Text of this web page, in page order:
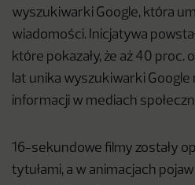
wyszukiwarki Google, która
wiadomości. Inicjatywa
które pokazały, że aż 40 proc.
lat unika wyszukiwarki Google
informacji w mediach
16-sekundowe filmy zostały
tytułami, a w animacjach